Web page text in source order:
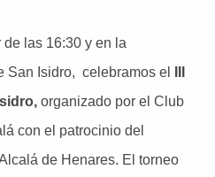
las 16:30 y en la
San Isidro, celebramos el
organizado por el Club
con el patrocinio del
de Henares. El torneo